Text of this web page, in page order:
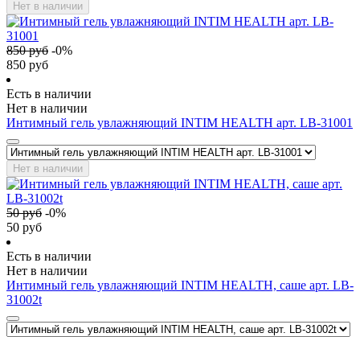
Нет в наличии
850руб -0%
850 руб
Есть в наличии
Нет в наличии
Интимный гель увлажняющий INTIM HEALTH арт. LB-31001
Нет в наличии
50руб -0%
50 руб
Есть в наличии
Нет в наличии
Интимный гель увлажняющий INTIM HEALTH, саше арт. LB-
31002t